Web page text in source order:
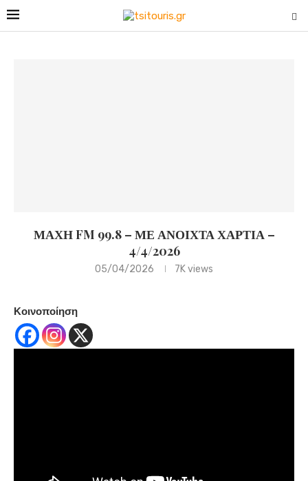
ΜΑΧΗ FM 99.8 – ΜΕ ΑΝΟΙΧΤΑ ΧΑΡΤΙΑ –
4/4/2026
05/04/2026 7Kviews
Κοινοποίηση